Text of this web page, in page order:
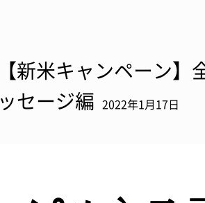
【新米キャンペーン】
ッセージ編
2022年1月17日